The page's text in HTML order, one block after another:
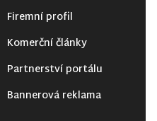
Firemní profil
Komerční články
Partnerství portálu
Bannerová reklama